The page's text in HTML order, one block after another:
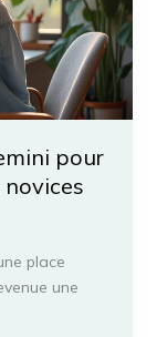
pour
place
une